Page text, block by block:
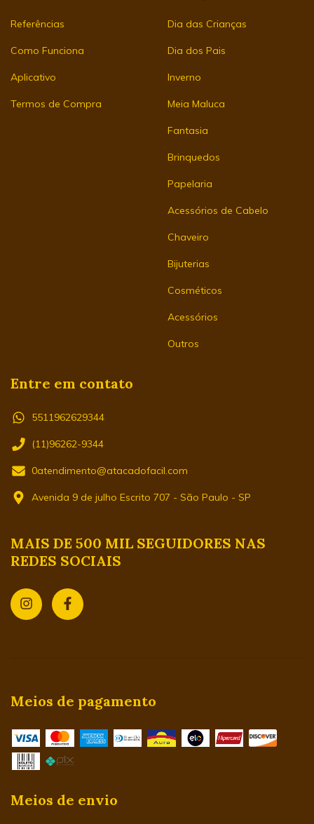
Referências
Como Funciona
Aplicativo
Termos de Compra
Dia das Crianças
Dia dos Pais
Inverno
Meia Maluca
Fantasia
Brinquedos
Papelaria
Acessórios de Cabelo
Chaveiro
Bijuterias
Cosméticos
Acessórios
Outros
Entre em contato
5511962629344
(11)96262-9344
0atendimento@atacadofacil.com
Avenida 9 de julho Escrito 707 - São Paulo - SP
MAIS DE 500 MIL SEGUIDORES NAS
REDES SOCIAIS
Meios de pagamento
Meios de envio